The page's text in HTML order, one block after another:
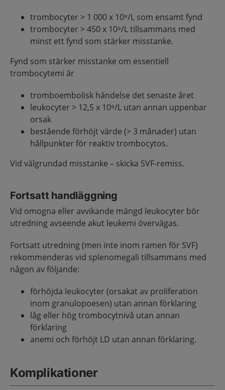
trombocyter > 1 000 x 10⁹/L som ensamt fynd
trombocyter > 450 x 10⁹/L tillsammans med
minst ett fynd som stärker misstanke.
Fynd som stärker misstanke om essentiell
trombocytemi är
tromboembolisk händelse det senaste året
leukocyter > 12,5 x 10⁹/L utan annan uppenbar
orsak
bestående förhöjt värde (> 3 månader) utan
hållpunkter för reaktiv trombocytos.
Vid välgrundad misstanke – skicka SVF-remiss.
Fortsatt handläggning
Vid omogna eller avvikande mängd leukocyter bör
utredning avseende akut leukemi övervägas.
Fortsatt utredning (men inte inom ramen för SVF)
rekommenderas vid splenomegali tillsammans med
någon av följande:
förhöjda leukocyter (orsakat av proliferation
inom granulopoesen) utan annan förklaring
låg eller hög trombocytnivå utan annan
förklaring
anemi och förhöjt LD utan annan förklaring.
Komplikationer